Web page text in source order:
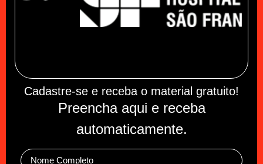
Cadastre-se e receba o material gratuito!
Preencha aqui e receba
automaticamente.